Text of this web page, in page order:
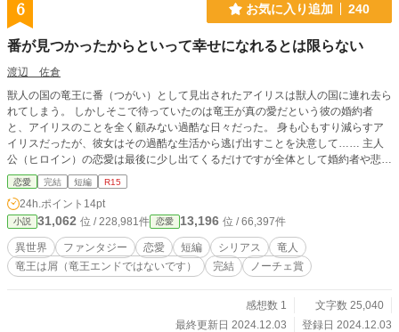
6 お気に入り追加 240
番が見つかったからといって幸せになれるとは限らない
渡辺 佐倉
獣人の国の竜王に番（つがい）として見出されたアイリスは獣人の国に連れ去ら
れてしまう。 しかしそこで待っていたのは竜王が真の愛だという彼の婚約者
と、アイリスのことを全く顧みない過酷な日々だった。 身も心もすり減らすア
イリスだったが、彼女はその過酷な生活から逃げ出すことを決意して…… 主人
公（ヒロイン）の恋愛は最後に少し出てくるだけですが全体として婚約者や悲恋
などを扱っているため恋愛ジャンルに登録してあります。 ※妊娠に関する悲し
い描写があります。駄目そうと思う方は無理をせず読まないようお願いいたしま
す。 別サイト（なろう）にも載せています
恋愛 完結 短編 R15
24h.ポイント 14pt
小説 31,062 位 / 228,981件 恋愛 13,196 位 / 66,397件
異世界 ファンタジー 恋愛 短編 シリアス
竜人
竜王は屑（竜王エンドではないです）
完結 ノーチェ賞
感想数 1
文字数 25,040
最終更新日 2024.12.03
登録日 2024.12.03